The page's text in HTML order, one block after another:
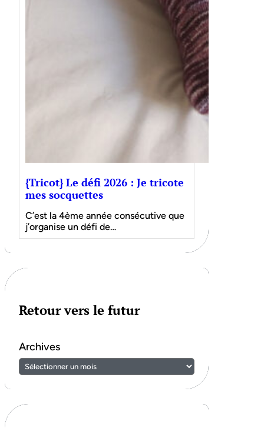
{Tricot} Le défi 2026 : Je tricote
mes socquettes
C’est la 4ème année consécutive que
j’organise un défi de…
Retour vers le futur
Archives